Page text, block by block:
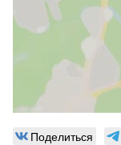
Поделиться